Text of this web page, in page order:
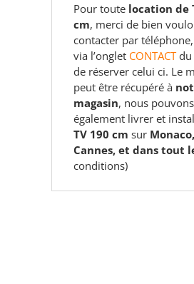
Pour toute location de
cm, merci de bien
contacter par
via l’onglet CONTACTdu
de réserver celui ci. Le
peut être récupéré à
magasin, nous pouvons
également livrer et
TV 190 cm sur
Cannes, et dans tout
conditions)